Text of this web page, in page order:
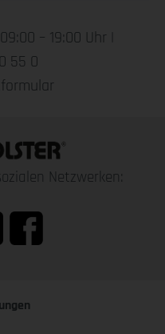
– 19:00 Uhr |
55 0
Netzwerken: